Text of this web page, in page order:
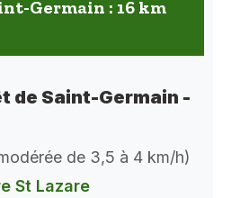
Germain : 16 km
de Saint-Germain -
de 3,5 à 4 km/h)
St Lazare